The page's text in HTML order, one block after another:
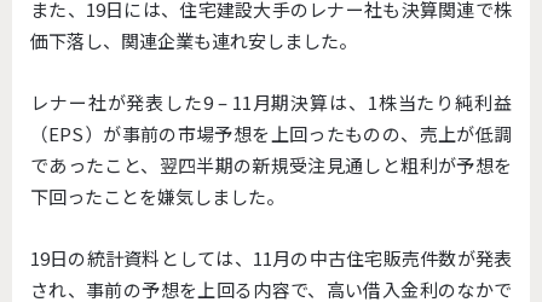
また、19日には、住宅建設大手のレナー社も決算関連で株
価下落し、関連企業も連れ安しました。
レナー社が発表した9 – 11月期決算は、1株当たり純利益
（EPS）が事前の市場予想を上回ったものの、売上が低調
であったこと、翌四半期の新規受注見通しと粗利が予想を
下回ったことを嫌気しました。
19日の統計資料としては、11月の中古住宅販売件数が発表
され、事前の予想を上回る内容で、高い借入金利のなかで